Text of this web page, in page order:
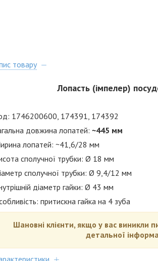
товару
Лопасть (імпелер)
1746200600, 174391, 174392
довжина лопатей: ~445 мм
лопатей: ~41,6/28 мм
сполучної трубки: Ø 18 мм
сполучної трубки: Ø 9,4/12 мм
діаметр гайки: Ø 43 мм
притискна гайка на 4 зуба
Шановні клієнти, якщо у вас виникли
детальної